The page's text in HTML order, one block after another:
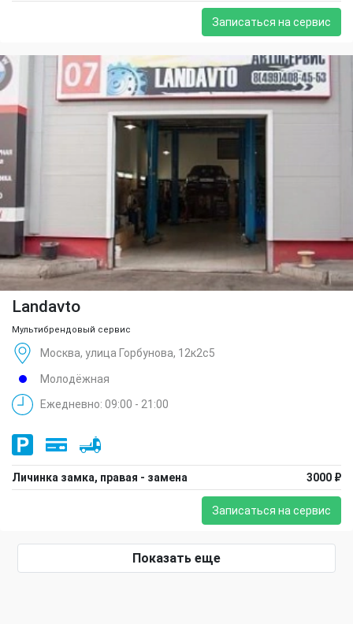
Записаться на сервис
Landavto
Мультибрендовый сервис
Москва, улица Горбунова, 12к2с5
Молодёжная
Ежедневно: 09:00 - 21:00
Личинка замка, правая - замена 3000 ₽
Записаться на сервис
Показать еще